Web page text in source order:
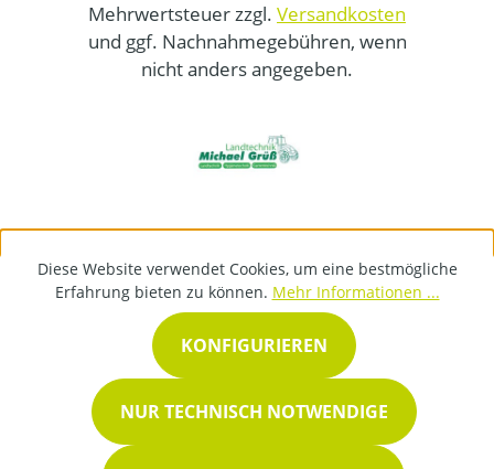
Mehrwertsteuer zzgl. Versandkosten
und ggf. Nachnahmegebühren, wenn
nicht anders angegeben.
Diese Website verwendet Cookies, um eine bestmögliche
Erfahrung bieten zu können. Mehr Informationen ...
NUR TECHNISCH NOTWENDIGE
KONFIGURIEREN